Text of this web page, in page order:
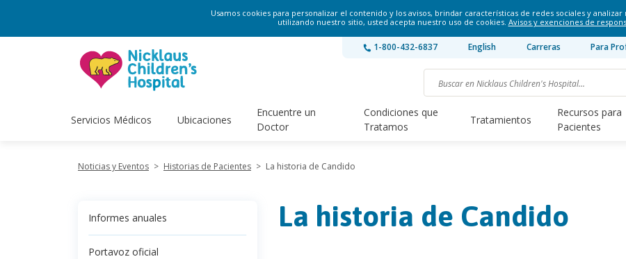
Usamos cookies para personalizar el contenido y los avisos, brindar características de redes sociales y
utilizando nuestro sitio, usted acepta nuestro uso de cookies. Avisos y exenciones de
1-800-432-6837 English Carreras Para
Servicios Médicos Ubicaciones
Encuentre un
Doctor
Condiciones que
Tratamos
Tratamientos
Recursos para
Pacientes
Noticias y Eventos > Historias de Pacientes > La historia de Candido
Informes anuales
Portavoz oficial
La historia de Candido